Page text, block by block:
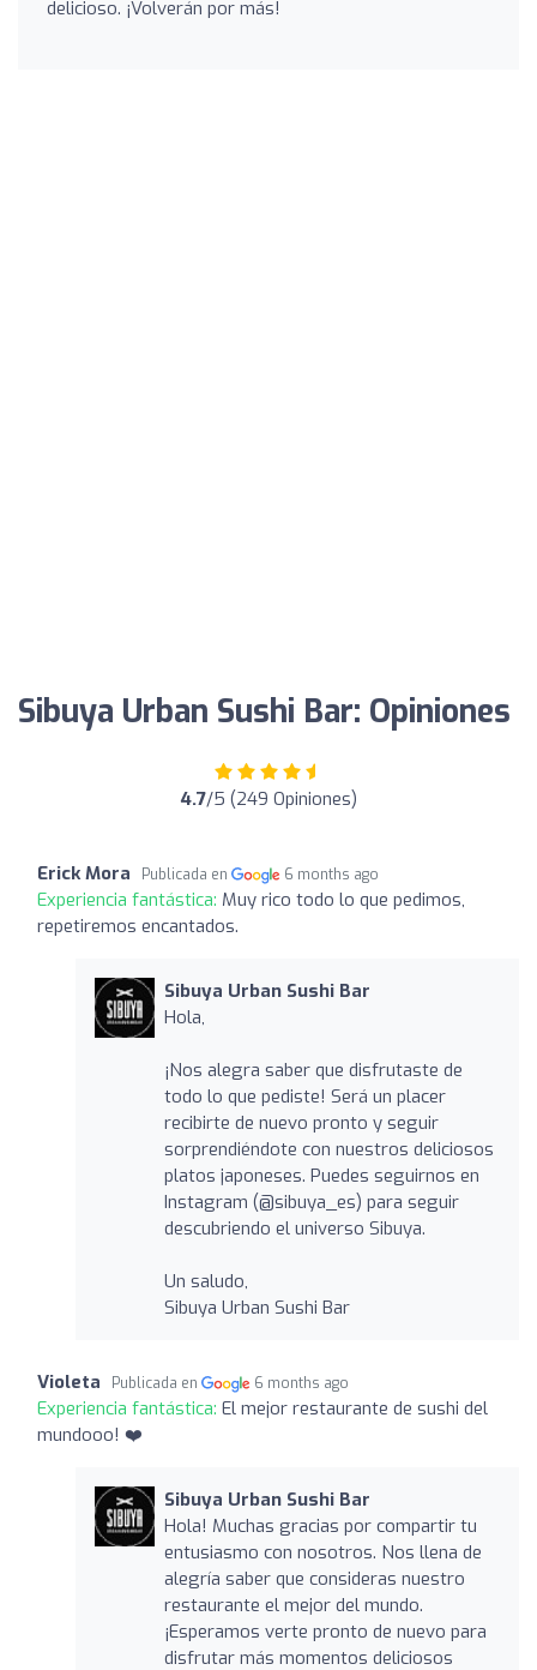
delicioso. ¡Volverán por más!
Sibuya Urban Sushi Bar: Opiniones
4.7/5 (249 Opiniones)
Erick Mora Publicada en 6 months ago
Experiencia fantástica: Muy rico todo lo que pedimos,
repetiremos encantados.
Sibuya Urban Sushi Bar
Hola,
¡Nos alegra saber que disfrutaste de
todo lo que pediste! Será un placer
recibirte de nuevo pronto y seguir
sorprendiéndote con nuestros deliciosos
platos japoneses. Puedes seguirnos en
Instagram (@sibuya_es) para seguir
descubriendo el universo Sibuya.
Un saludo,
Sibuya Urban Sushi Bar
Violeta Publicada en 6 months ago
Experiencia fantástica: El mejor restaurante de sushi del
mundooo! ❤️
Sibuya Urban Sushi Bar
Hola! Muchas gracias por compartir tu
entusiasmo con nosotros. Nos llena de
alegría saber que consideras nuestro
restaurante el mejor del mundo.
¡Esperamos verte pronto de nuevo para
disfrutar más momentos deliciosos